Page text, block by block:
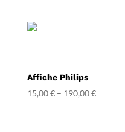
Affiche Philips
15,00€– 190,00€